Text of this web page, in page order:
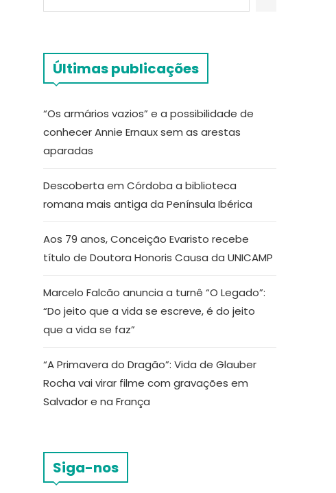
Últimas publicações
“Os armários vazios” e a possibilidade de
conhecer Annie Ernaux sem as arestas
aparadas
Descoberta em Córdoba a biblioteca
romana mais antiga da Península Ibérica
Aos 79 anos, Conceição Evaristo recebe
título de Doutora Honoris Causa da UNICAMP
Marcelo Falcão anuncia a turnê “O Legado”:
“Do jeito que a vida se escreve, é do jeito
que a vida se faz”
“A Primavera do Dragão”: Vida de Glauber
Rocha vai virar filme com gravações em
Salvador e na França
Siga-nos